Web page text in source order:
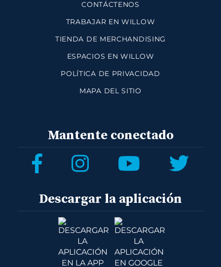
CONTÁCTENOS
TRABAJAR EN WILLOW
TIENDA DE MERCHANDISING
ESPACIOS EN WILLOW
POLÍTICA DE PRIVACIDAD
MAPA DEL SITIO
Mantente conectado
Descargar la aplicación